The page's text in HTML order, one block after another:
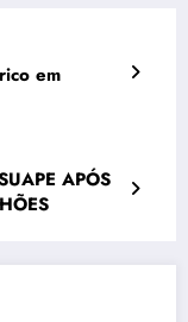
em
APÓS